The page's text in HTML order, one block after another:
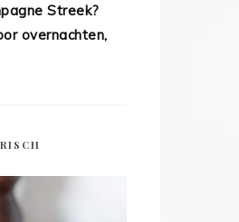
Streek?
overnachten,